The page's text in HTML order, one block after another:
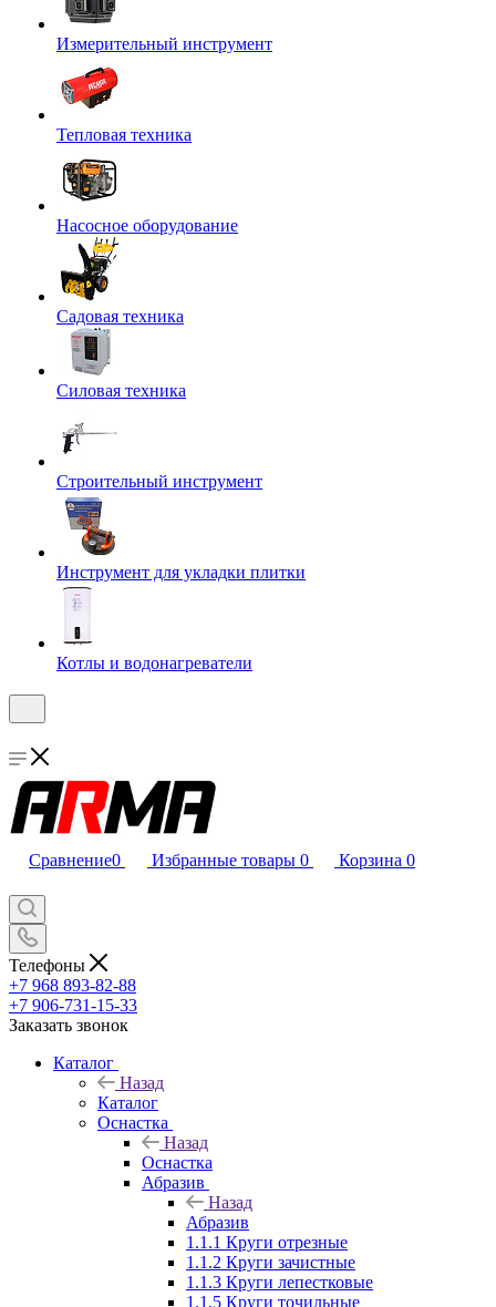
Измерительный инструмент
Тепловая техника
Насосное оборудование
Садовая техника
Силовая техника
Строительный инструмент
Инструмент для укладки плитки
Котлы и водонагреватели
Сравнение0 Избранные товары 0 Корзина 0
Телефоны
+7 968 893-82-88
+7 906-731-15-33
Заказать звонок
Каталог
Назад
Каталог
Оснастка
Назад
Оснастка
Абразив
Назад
Абразив
1.1.1 Круги отрезные
1.1.2 Круги зачистные
1.1.3 Круги лепестковые
1.1.5 Круги точильные